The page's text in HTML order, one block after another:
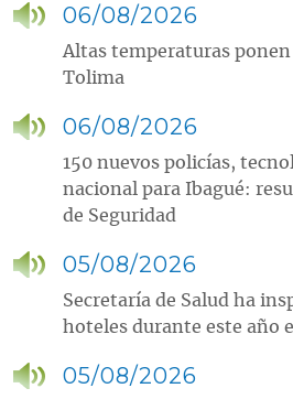
06/08/2026
Altas temperaturas ponen
Tolima
06/08/2026
150 nuevos policías,
nacional para Ibagué:
de Seguridad
05/08/2026
Secretaría de Salud ha
hoteles durante este año
05/08/2026